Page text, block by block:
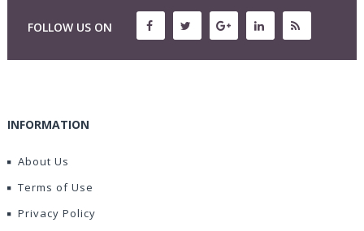
FOLLOW US ON
INFORMATION
About Us
Terms of Use
Privacy Policy